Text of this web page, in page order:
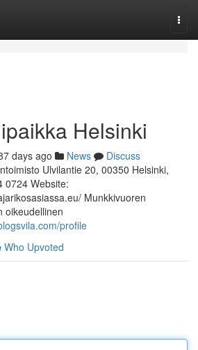
Helsinki
days ago News
Discuss
Ulvilantie 20, 00350 Helsinki,
0724 Website:
Munkkivuoren
oikeudellinen
profile
Who Upvoted